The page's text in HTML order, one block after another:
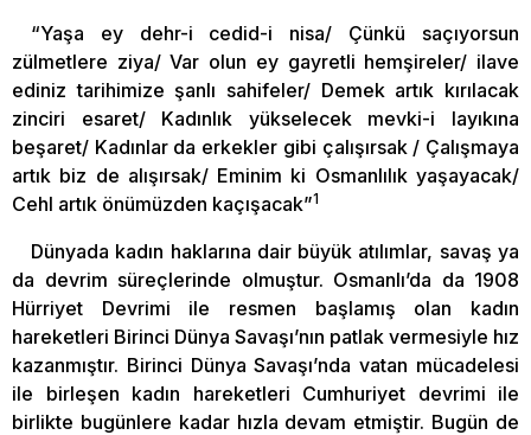
“Yaşa ey dehr-i cedid-i nisa/ Çünkü saçıyorsun
zülmetlere ziya/ Var olun ey gayretli hemşireler/ ilave
ediniz tarihimize şanlı sahifeler/ Demek artık kırılacak
zinciri esaret/ Kadınlık yükselecek mevki-i layıkına
beşaret/ Kadınlar da erkekler gibi çalışırsak / Çalışmaya
artık biz de alışırsak/ Eminim ki Osmanlılık yaşayacak/
Cehl artık önümüzden kaçışacak”1
Dünyada kadın haklarına dair büyük atılımlar, savaş ya
da devrim süreçlerinde olmuştur. Osmanlı’da da 1908
Hürriyet Devrimi ile resmen başlamış olan kadın
hareketleri Birinci Dünya Savaşı’nın patlak vermesiyle hız
kazanmıştır. Birinci Dünya Savaşı’nda vatan mücadelesi
ile birleşen kadın hareketleri Cumhuriyet devrimi ile
birlikte bugünlere kadar hızla devam etmiştir. Bugün de